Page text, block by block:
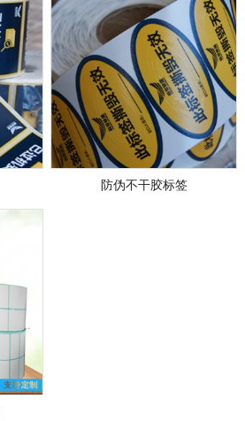
防伪不干胶标签